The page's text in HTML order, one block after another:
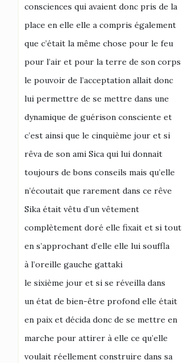
consciences qui avaient donc pris de la
place en elle elle a compris également
que c’était la même chose pour le feu
pour l’air et pour la terre de son corps
le pouvoir de l’acceptation allait donc
lui permettre de se mettre dans une
dynamique de guérison consciente et
c’est ainsi que le cinquième jour et si
rêva de son ami Sica qui lui donnait
toujours de bons conseils mais qu’elle
n’écoutait que rarement dans ce rêve
Sika était vêtu d’un vêtement
complètement doré elle fixait et si tout
en s’approchant d’elle elle lui souffla
à l’oreille gauche gattaki
le sixième jour et si se réveilla dans
un état de bien-être profond elle était
en paix et décida donc de se mettre en
marche pour attirer à elle ce qu’elle
voulait réellement construire dans sa